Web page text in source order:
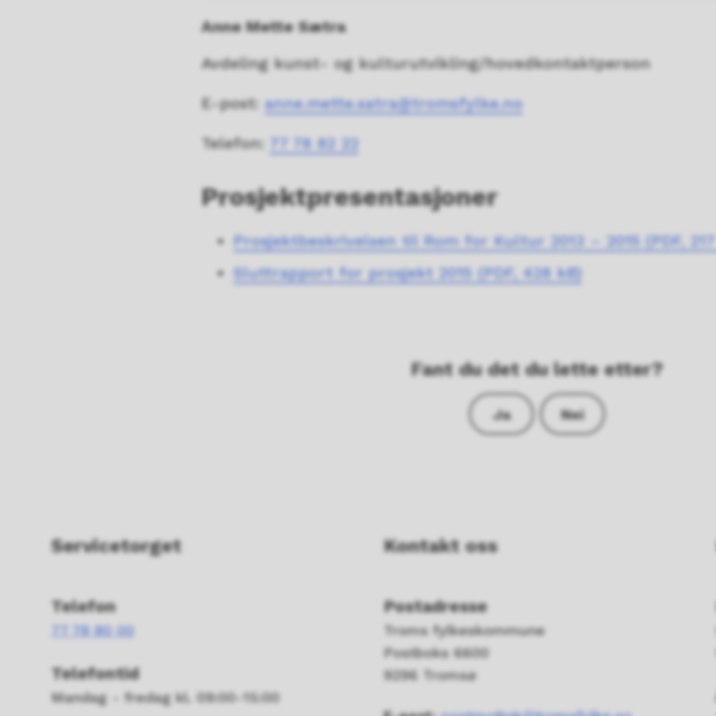
Anne Mette Sætra
Avdeling kunst- og kulturutvikling/hovedkontaktperson
E-post: anne.mette.satra@tromsfylke.no
Telefon: 77 78 82 22
Prosjektpresentasjoner
Prosjektbeskrivelsen til Rom for Kultur 2013 – 2015 (PDF,
Sluttrapport for prosjekt 2015 (PDF, 428 kB)
Fant du det du lette etter?
Ja Nei
Servicetorget
Telefon
77 78 80 00
Telefontid
Mandag - fredag kl. 09:00-15:00
Kontakt oss
Postadresse
Troms fylkeskommune
Postboks 6600
9296 Tromsø